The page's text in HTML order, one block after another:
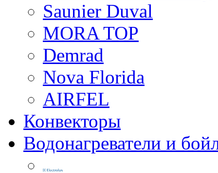
Saunier Duval
MORA TOP
Demrad
Nova Florida
AIRFEL
Конвекторы
Водонагреватели и